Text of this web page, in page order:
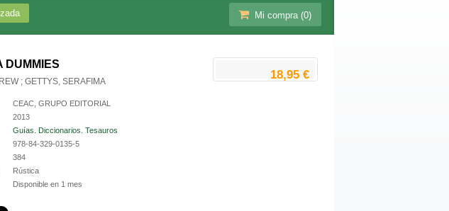
Mi compra (0)
DUMMIES
; GETTYS, SERAFIMA
CEAC, GRUPO EDITORIAL
2013
Guías. Diccionarios. Tesauros
978-84-329-0135-5
384
Rústica
Disponible en 1 mes
18,95 €